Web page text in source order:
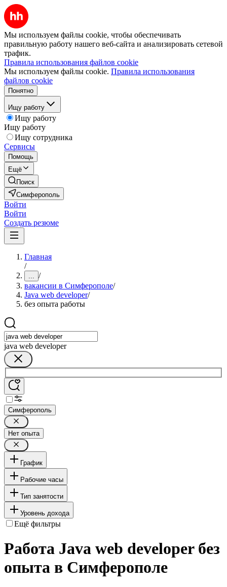
Мы используем файлы cookie, чтобы обеспечивать
правильную работу нашего веб-сайта и анализировать сетевой
трафик.
Правила использования файлов cookie
Мы используем файлы cookie. Правила использования
файлов cookie
Понятно
Ищу работу
Ищу работу
Ищу работу
Ищу сотрудника
Сервисы
Помощь
Ещё
Поиск
Симферополь
Войти
Войти
Создать резюме
Главная
/
... /
вакансии в Симферополе/
Java web developer/
без опыта работы
java web developer
Симферополь
Нет опыта
График
Рабочие часы
Тип занятости
Уровень дохода
Ещё фильтры
Работа Java web developer без
опыта в Симферополе